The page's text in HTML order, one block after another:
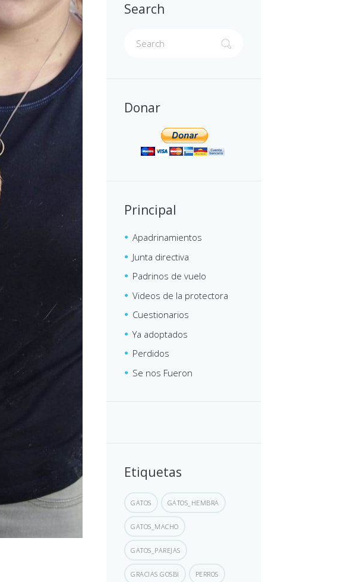
Search
Donar
Principal
Apadrinamientos
Junta directiva
Padrinos de vuelo
Videos de la protectora
Cuestionarios
Ya adoptados
Perdidos
Se nos Fueron
Etiquetas
GATOS GATOS_HEMBRA
GATOS_MACHO
GATOS_PAREJAS
GRACIAS GOSBI PERROS